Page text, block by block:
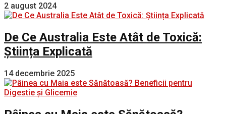
2 august 2024
De Ce Australia Este Atât de Toxică:
Știința Explicată
14 decembrie 2025